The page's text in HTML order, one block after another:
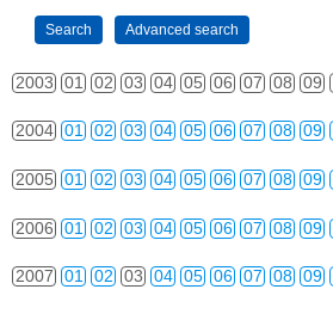
2003 01 02 03 04 05 06 07 08 09
2004 01 02 03 04 05 06 07 08 09
2005 01 02 03 04 05 06 07 08 09
2006 01 02 03 04 05 06 07 08 09
2007 01 02 03 04 05 06 07 08 09